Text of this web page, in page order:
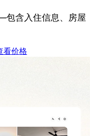
含入住信息、房屋
看价格